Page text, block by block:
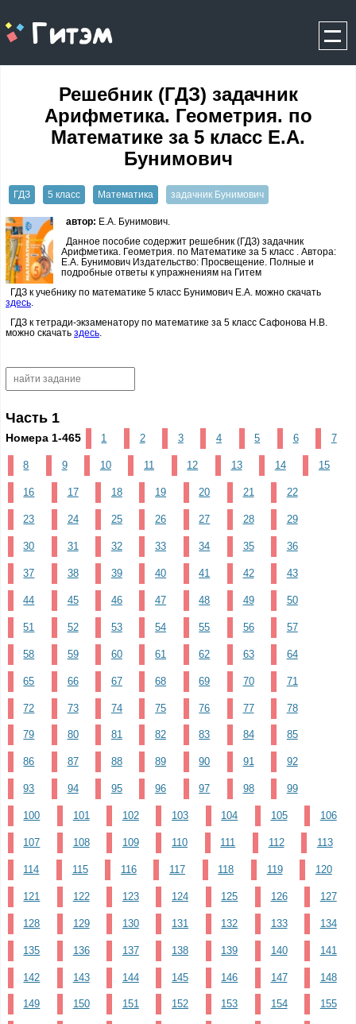
gitem.me
Решебник (ГДЗ) задачник
Арифметика. Геометрия. по
Математике за 5 класс Е.А.
Бунимович
ГДЗ 5 класс Математика задачник Бунимович
автор: Е.А. Бунимович.
Данное пособие содержит решебник (ГДЗ) задачник
Арифметика. Геометрия. по Математике за 5 класс . Автора:
Е.А. Бунимович Издательство: Просвещение. Полные и
подробные ответы к упражнениям на Гитем
ГДЗ к учебнику по математике 5 класс Бунимович Е.А. можно скачать
здесь
ГДЗ к тетради-экзаменатору по математике за 5 класс Сафонова Н.В.
можно скачать здесь
Часть 1
Номера 1-465 1 2 3 4 5 6 7
8 9 10 11 12 13 14 15
16 17 18 19 20 21 22
23 24 25 26 27 28 29
30 31 32 33 34 35 36
37 38 39 40 41 42 43
44 45 46 47 48 49 50
51 52 53 54 55 56 57
58 59 60 61 62 63 64
65 66 67 68 69 70 71
72 73 74 75 76 77 78
79 80 81 82 83 84 85
86 87 88 89 90 91 92
93 94 95 96 97 98 99
100 101 102 103 104 105 106
107 108 109 110 111 112 113
114 115 116 117 118 119 120
121 122 123 124 125 126 127
128 129 130 131 132 133 134
135 136 137 138 139 140 141
142 143 144 145 146 147 148
149 150 151 152 153 154 155